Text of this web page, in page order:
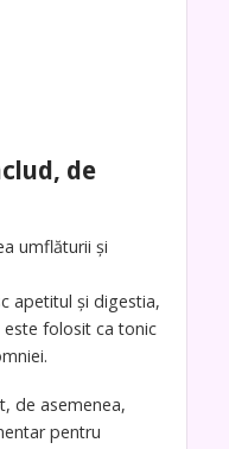
de
umflăturii și
apetitul și digestia,
este folosit ca tonic
de asemenea,
pentru